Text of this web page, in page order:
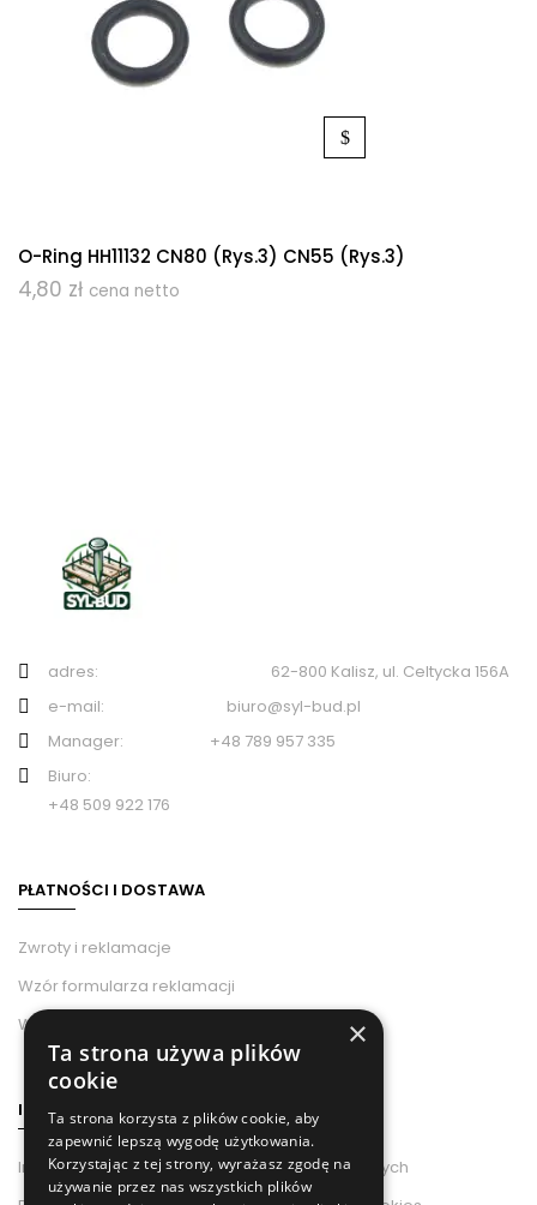
O-Ring HH11132 CN80 (Rys.3) CN55 (Rys.3)
4,80 zł cena netto
adres: 62-800 Kalisz, ul. Celtycka 156A
e-mail: biuro@syl-bud.pl
Manager: +48 789 957 335
Biuro:
+48 509 922 176
PŁATNOŚCI I DOSTAWA
Zwroty i reklamacje
Wzór formularza reklamacji
Wzór odstąpienia od umowy
INFORMACJE
Informacje od Administratora Danych Osobowych
×
Ta strona używa plików
cookie
Ta strona korzysta z plików cookie, aby
zapewnić lepszą wygodę użytkowania.
Korzystając z tej strony, wyrażasz zgodę na
używanie przez nas wszystkich plików